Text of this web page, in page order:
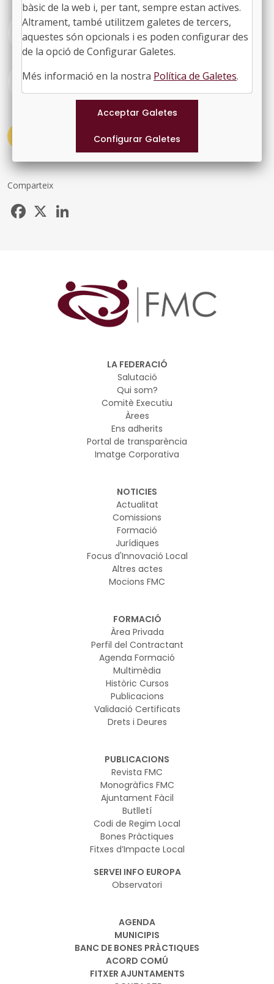
Com participar-hi
Agenda activitats
Comparteix
Facebook
LA FEDERACIÓ
Salutació
Qui som?
Comitè Executiu
Àrees
Ens adherits
Portal de transparència
Imatge Corporativa
NOTICIES
Actualitat
Comissions
Formació
Jurídiques
Focus d'Innovació Local
Altres actes
Mocions FMC
FORMACIÓ
Àrea Privada
Perfil del Contractant
Agenda Formació
Multimèdia
Històric Cursos
Publicacions
Validació Certificats
Drets i Deures
PUBLICACIONS
Revista FMC
Monogràfics FMC
Ajuntament Fàcil
Butlletí
Codi de Regim Local
Bones Pràctiques
Fitxes d’Impacte Local
SERVEI INFO EUROPA
Observatori
AGENDA
MUNICIPIS
BANC DE BONES PRÀCTIQUES
ACORD COMÚ
FITXER AJUNTAMENTS
bàsic de la web i, per tant, sempre estan actives.
Altrament, també utilitzem galetes de tercers,
aquestes són opcionals i es poden configurar des
de la opció de Configurar Galetes.
Més informació en la nostra Política de Galetes.